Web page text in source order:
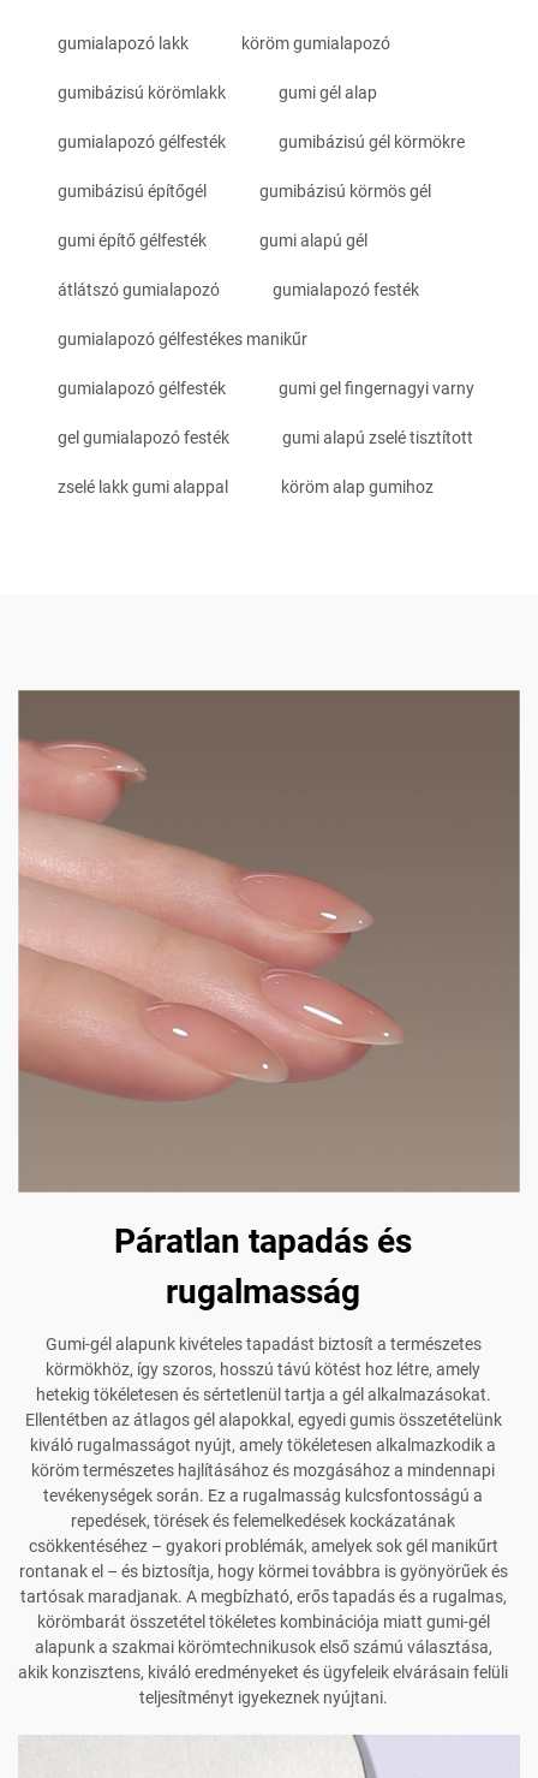
gumialapozó lakk köröm gumialapozó
gumibázisú körömlakk gumi gél alap
gumialapozó gélfesték gumibázisú gél körmökre
gumibázisú építőgél gumibázisú körmös gél
gumi építő gélfesték gumi alapú gél
átlátszó gumialapozó gumialapozó festék
gumialapozó gélfestékes manikűr
gumialapozó gélfesték gumi gel fingernagyi varny
gel gumialapozó festék gumi alapú zselé tisztított
zselé lakk gumi alappal köröm alap gumihoz
Páratlan tapadás és
rugalmasság
Gumi-gél alapunk kivételes tapadást biztosít a természetes
körmökhöz, így szoros, hosszú távú kötést hoz létre, amely
hetekig tökéletesen és sértetlenül tartja a gél alkalmazásokat.
Ellentétben az átlagos gél alapokkal, egyedi gumis összetételünk
kiváló rugalmasságot nyújt, amely tökéletesen alkalmazkodik a
köröm természetes hajlításához és mozgásához a mindennapi
tevékenységek során. Ez a rugalmasság kulcsfontosságú a
repedések, törések és felemelkedések kockázatának
csökkentéséhez – gyakori problémák, amelyek sok gél manikűrt
rontanak el – és biztosítja, hogy körmei továbbra is gyönyörűek és
tartósak maradjanak. A megbízható, erős tapadás és a rugalmas,
körömbarát összetétel tökéletes kombinációja miatt gumi-gél
alapunk a szakmai körömtechnikusok első számú választása,
akik konzisztens, kiváló eredményeket és ügyfeleik elvárásain felüli
teljesítményt igyekeznek nyújtani.